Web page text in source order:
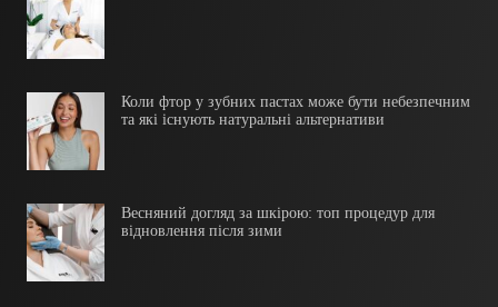
Коли фтор у зубних пастах може бути небезпечним
та які існують натуральні альтернативи
Весняний догляд за шкірою: топ процедур для
відновлення після зими